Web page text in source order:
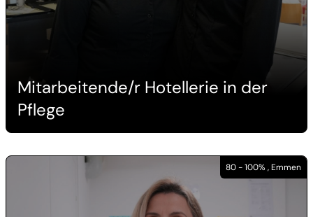
Mitarbeitende/r Hotellerie in der
Pflege
80 - 100% , Emmen